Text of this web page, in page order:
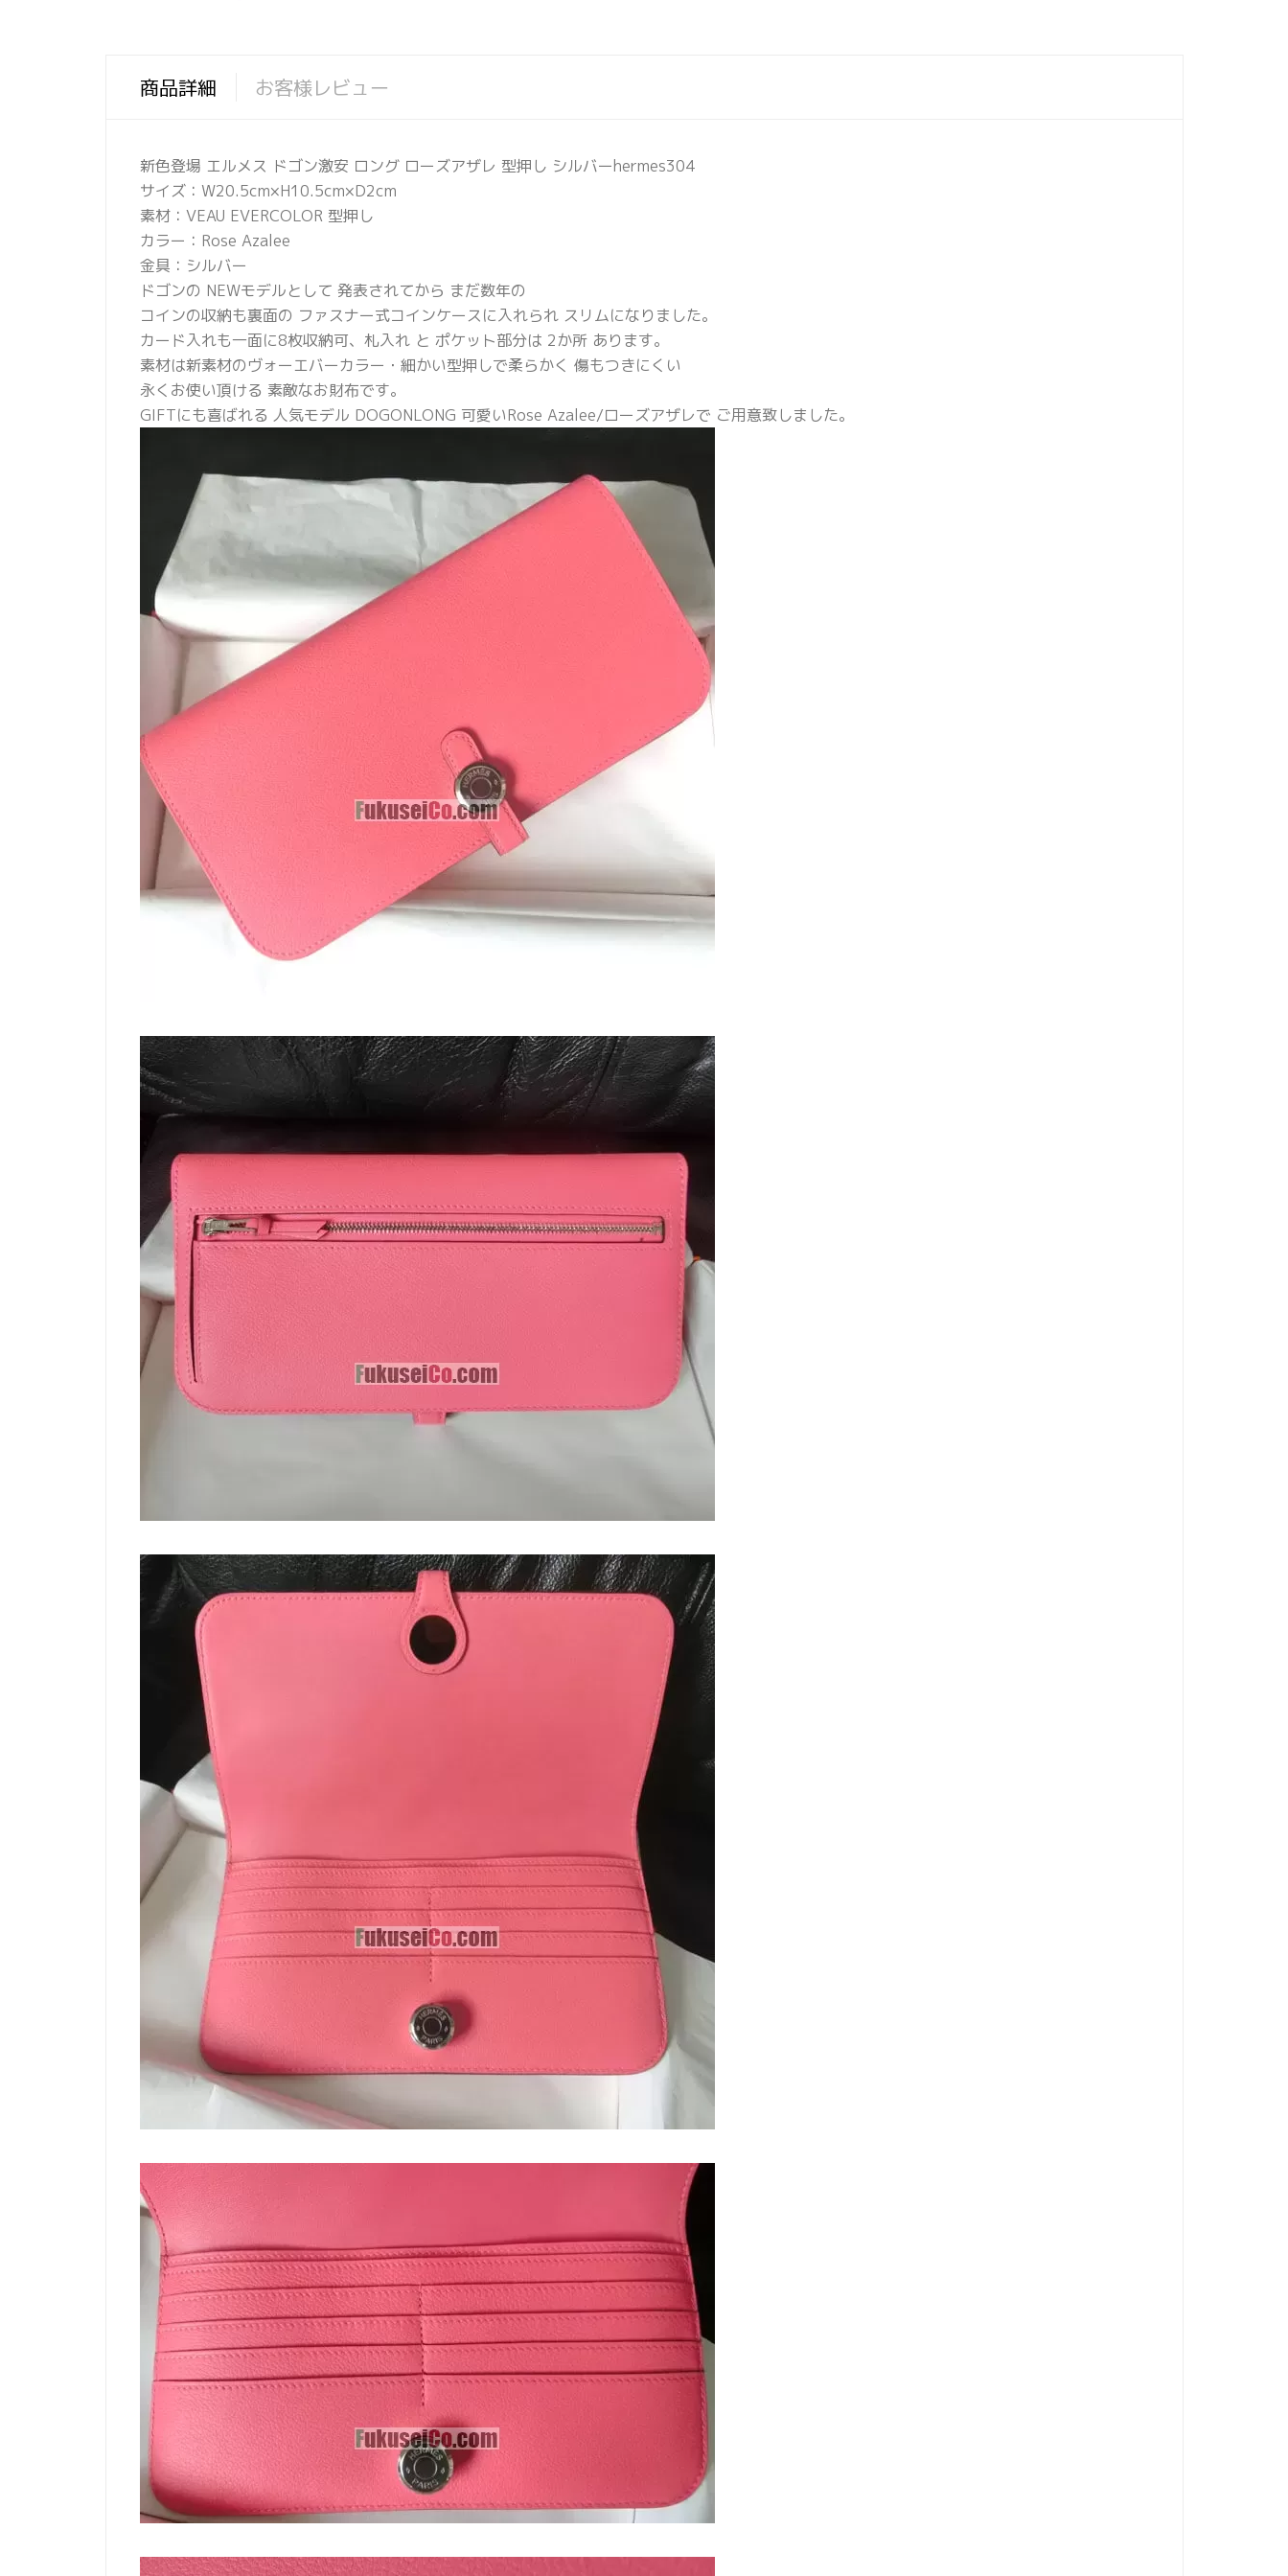
商品詳細 お客様レビュー
新色登場 エルメス ドゴン激安 ロング ローズアザレ 型押し シルバーhermes304
サイズ：W20.5cm×H10.5cm×D2cm
素材：VEAU EVERCOLOR 型押し
カラー：Rose Azalee
金具：シルバー
ドゴンの NEWモデルとして 発表されてから まだ数年の
コインの収納も裏面の ファスナー式コインケースに入れられ スリムになりました。
カード入れも一面に8枚収納可、札入れ と ポケット部分は 2か所 あります。
素材は新素材のヴォーエバーカラー・細かい型押しで柔らかく 傷もつきにくい
永くお使い頂ける 素敵なお財布です。
GIFTにも喜ばれる 人気モデル DOGONLONG 可愛いRose Azalee/ローズアザレで ご用意致しました。